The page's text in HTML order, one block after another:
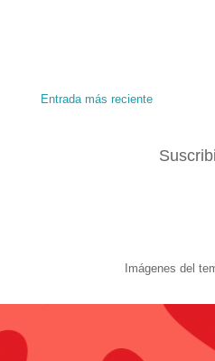
Entrada más reciente
Imágenes del